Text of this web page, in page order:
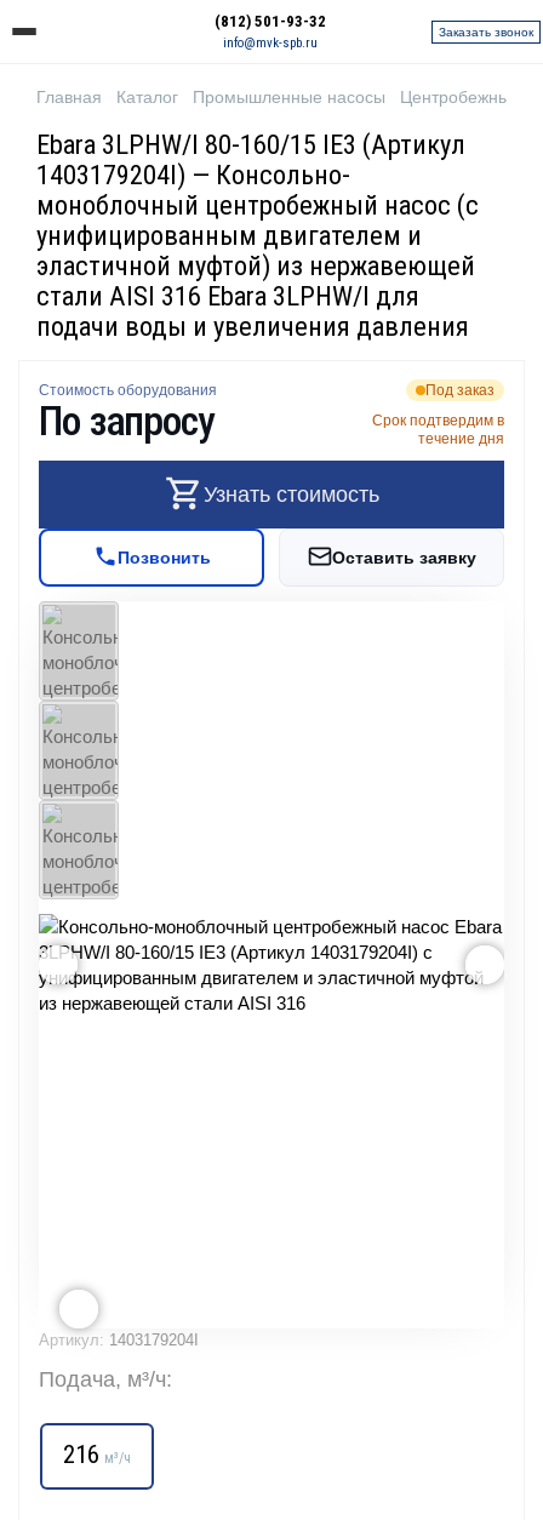
(812) 501-93-32
info@mvk-spb.ru
Заказать звонок
Главная Каталог Промышленные насосы Центробежные
Ebara 3LPHW/I 80-160/15 IE3 (Артикул
1403179204I) — Консольно-
моноблочный центробежный насос (с
унифицированным двигателем и
эластичной муфтой) из нержавеющей
стали AISI 316 Ebara 3LPHW/I для
подачи воды и увеличения давления
Артикул: 1403179204I
Подача, м³/ч:
216 м³/ч
Стоимость оборудования
По запросу
Под заказ
Срок подтвердим в
течение дня
Узнать стоимость
Позвонить Оставить заявку